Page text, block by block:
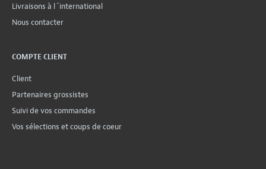
Livraisons à l´international
Nous contacter
COMPTE CLIENT
Client
Partenaires grossistes
Suivi de vos commandes
Vos sélections et coups de coeur